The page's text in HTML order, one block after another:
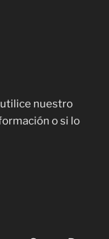
utilice nuestro
o si lo